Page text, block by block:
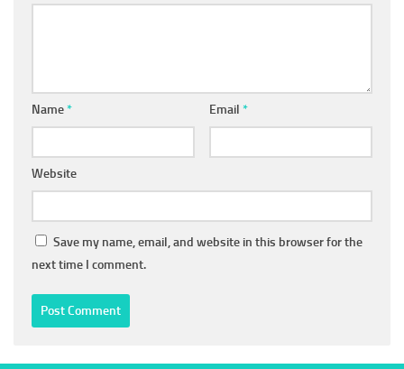
Name* Email *
Website
Save my name, email, and website in this browser for the
next time I comment.